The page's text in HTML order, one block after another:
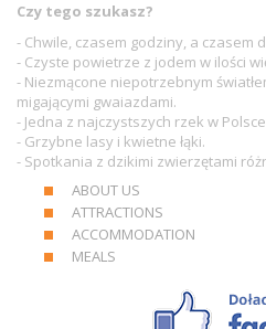
Czy tego szukasz?
- Chwile, czasem godziny, a czasem
- Czyste powietrze z jodem w ilości
- Niezmącone niepotrzebnym
migającymi gwaiazdami.
- Jedna z najczystszych rzek w
- Grzybne lasy i kwietne łąki.
- Spotkania z dzikimi zwierzętami
ABOUT US
ATTRACTIONS
ACCOMMODATION
MEALS